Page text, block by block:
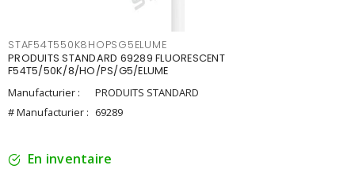
STAF54T550K8HOPSG5ELUME
PRODUITS STANDARD 69289 FLUORESCENT
F54T5/50K/8/HO/PS/G5/ELUME
Manufacturier :
PRODUITS STANDARD
# Manufacturier : 69289
En inventaire